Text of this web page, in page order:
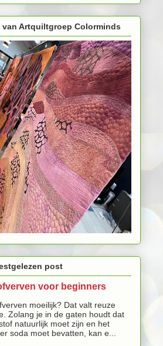
van Artquiltgroep Colorminds
post
voor beginners
moeilijk? Dat valt reuze
Zolang je in de gaten houdt dat
natuurlijk moet zijn en het
soda moet bevatten, kan e...